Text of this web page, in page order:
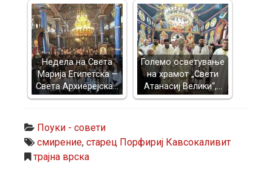
Недела на Света
Марија Египетска –
Света Архиерејска…
Големо осветување
на храмот „Свети
Атанасиј Велики“,…
Поуки - совети
смирение, старец Порфириј Кавсокаливит
трајна врска